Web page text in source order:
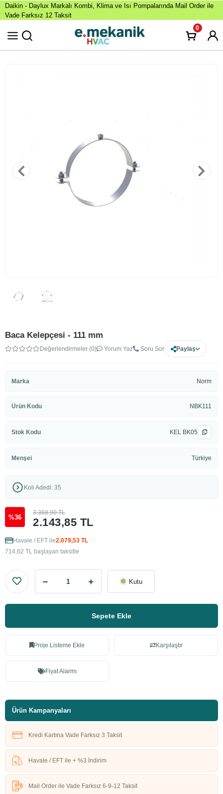
Daikin - Daylux Markalı Kombi, Klima ve Isı Pompalarında Mail Order ile
Vade Farksız 12 Taksit
0
Baca Kelepçesi - 111 mm
Değerlendirmeler (0) Yorum Yaz Soru Sor Paylaş
Marka Norm
Ürün Kodu NBK111
Stok Kodu KEL BK05
Menşei Türkiye
Koli Adedi: 35
%36 2.143,85 TL
3.368,90 TL
Havale / EFT ile2.079,53 TL
714,62 TL başlayan taksitle
Kutu
Sepete Ekle
Proje Listeme Ekle Karşılaştır
Fiyat Alarmı
Ürün Kampanyaları
Kredi Kartına Vade Farksız 3 Taksit
Havale / EFT ile + %3 İndirim
Mail Order ile Vade Farksız 6-9-12 Taksit